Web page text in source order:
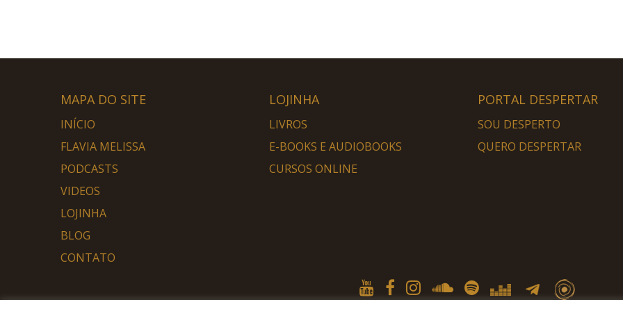
MAPA DO SITE
INÍCIO
FLAVIA MELISSA
PODCASTS
VIDEOS
LOJINHA
BLOG
CONTATO
LOJINHA
LIVROS
E-BOOKS E AUDIOBOOKS
CURSOS ONLINE
PORTAL DESPERTAR
SOU DESPERTO
QUERO DESPERTAR